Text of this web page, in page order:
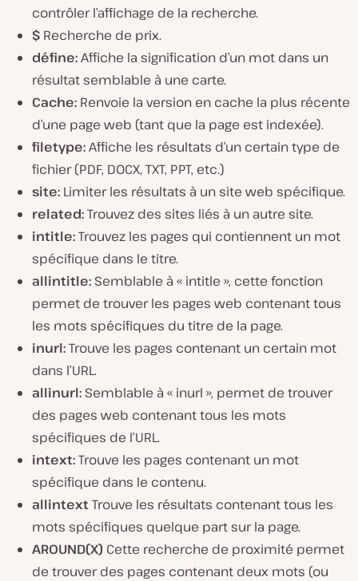
contrôler l’affichage de la recherche.
$ Recherche de prix.
défine:Affiche la signification d’un mot dans un
résultat semblable à une carte.
Cache: Renvoie la version en cache la plus récente
d’une page web (tant que la page est indexée).
filetype:Affiche les résultats d’un certain type de
fichier (PDF, DOCX, TXT, PPT, etc.)
site: Limiter les résultats à un site web spécifique.
related:Trouvez des sites liés à un autre site.
intitle:Trouvez les pages qui contiennent un mot
spécifique dans le titre.
allintitle: Semblable à « intitle », cette fonction
permet de trouver les pages web contenant tous
les mots spécifiques du titre de la page.
inurl:Trouve les pages contenant un certain mot
dans l’URL.
allinurl: Semblable à « inurl », permet de trouver
des pages web contenant tous les mots
spécifiques de l’URL.
intext:Trouve les pages contenant un mot
spécifique dans le contenu.
allintextTrouve les résultats contenant tous les
mots spécifiques quelque part sur la page.
AROUND(X) Cette recherche de proximité permet
de trouver des pages contenant deux mots (ou